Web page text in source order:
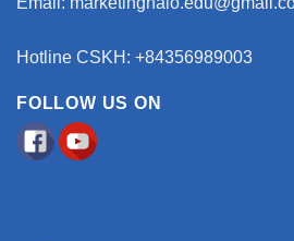
Hotline CSKH: +84356989003
FOLLOW US ON